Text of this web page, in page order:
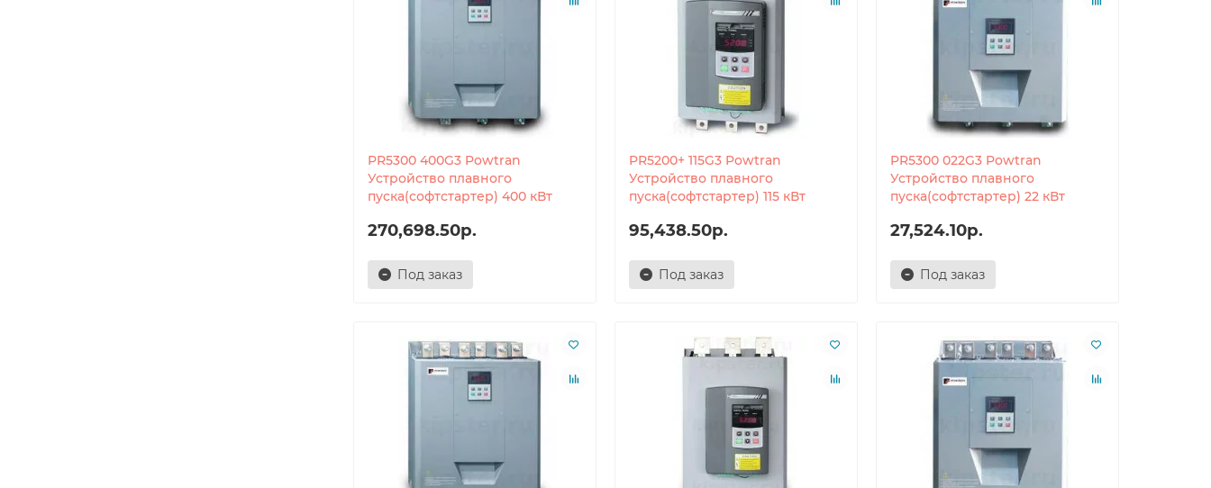
PR5300 400G3 Powtran
Устройство плавного
пуска(софтстартер) 400 кВт
270,698.50р.
Под заказ
PR5200+ 115G3 Powtran
Устройство плавного
пуска(софтстартер) 115 кВт
95,438.50р.
Под заказ
PR5300 022G3 Powtran
Устройство плавного
пуска(софтстартер) 22 кВт
27,524.10р.
Под заказ